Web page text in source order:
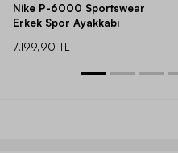
Nike P-6000 Sportswear
Erkek Spor Ayakkabı
7.199,90 TL